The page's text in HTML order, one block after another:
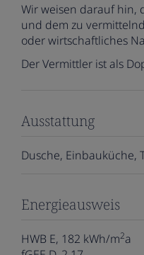
Wir weisen darauf hin,
und dem zu
oder wirtschaftliches
Der Vermittler ist als
Ausstattung
Dusche Einbauküche
Energieausweis
HWB E, 182 kWh/m2a